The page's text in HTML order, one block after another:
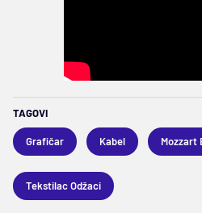
TAGOVI
Grafičar Kabel
Tekstilac Odžaci